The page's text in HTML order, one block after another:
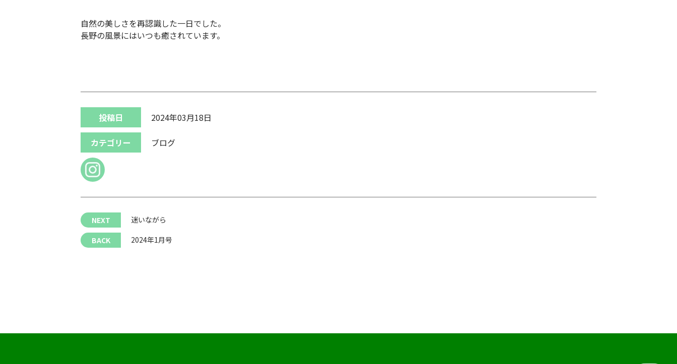
自然の美しさを再認識した一日でした。
長野の風景にはいつも癒されています。
投稿日 2024年03月18日
カテゴリー ブログ
迷いながら
2024年1月号